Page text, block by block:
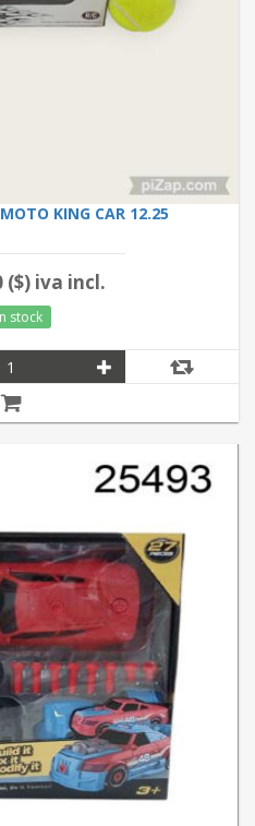
KING CAR 12.25
($) iva incl.
stock